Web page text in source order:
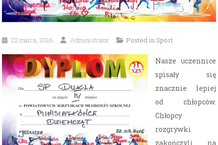
22 marca, 2016 Administrator Posted in Sport
Nasze uczennice
spisały się
znacznie lepiej
od chłopców.
Chłopcy
rozgrywki
zakończyli na